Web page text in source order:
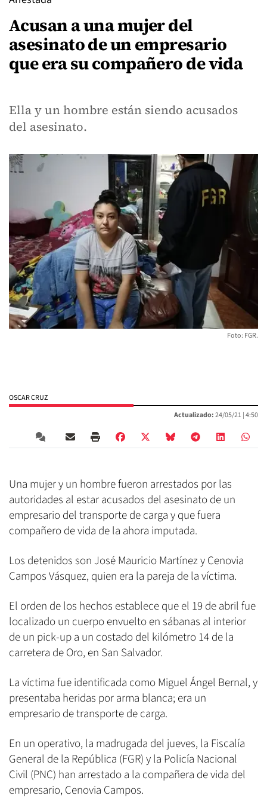
Acusan a una mujer del
asesinato de un empresario
que era su compañero de vida
Ella y un hombre están siendo acusados
del asesinato.
Foto: FGR.
OSCAR CRUZ
Actualizado:24/05/21 |4:50
Una mujer y un hombre fueron arrestados por las
autoridades al estar acusados del asesinato de un
empresario del transporte de carga y que fuera
compañero de vida de la ahora imputada.
Los detenidos son José Mauricio Martínez y Cenovia
Campos Vásquez, quien era la pareja de la víctima.
El orden de los hechos establece que el 19 de abril fue
localizado un cuerpo envuelto en sábanas al interior
de un pick-up a un costado del kilómetro 14 de la
carretera de Oro, en San Salvador.
La víctima fue identificada como Miguel Ángel Bernal, y
presentaba heridas por arma blanca; era un
empresario de transporte de carga.
En un operativo, la madrugada del jueves, la Fiscalía
General de la República (FGR) y la Policía Nacional
Civil (PNC) han arrestado a la compañera de vida del
empresario, Cenovia Campos.